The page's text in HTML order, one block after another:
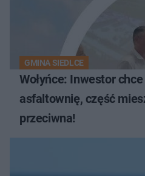
GMINA SIEDLCE
Wołyńce: Inwestor
asfaltownię, część
przeciwna!